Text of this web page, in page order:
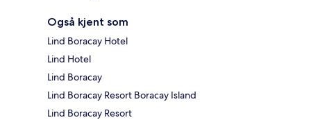
Også kjent som
Lind Boracay Hotel
Lind Hotel
Lind Boracay
Lind Boracay Resort Boracay Island
Lind Boracay Resort